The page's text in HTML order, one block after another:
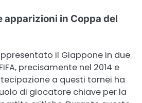
apparizioni in Coppa del
il Giappone in due
precisamente nel 2014 e
a questi tornei ha
di giocatore chiave per la